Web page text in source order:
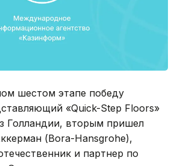
шестом этапе победу
«Quick-Step Floors»
Голландии, вторым пришел
(Bora-Hansgrohe),
и партнер по